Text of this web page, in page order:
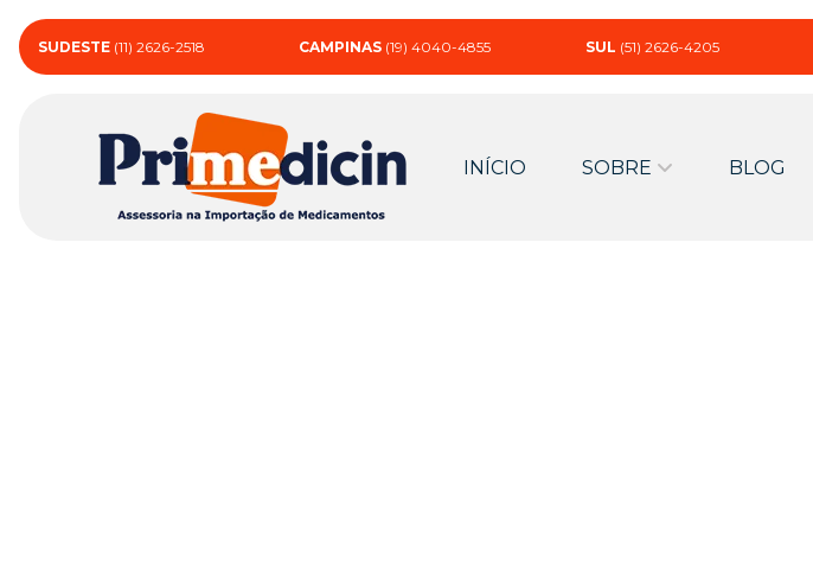
SUDESTE (11) 2626-2518 CAMPINAS (19) 4040-4855 SUL (51) 2626-4205
INÍCIO SOBRE BLOG